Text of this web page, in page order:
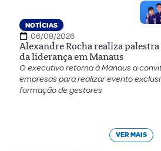
NOTÍCIAS
06/08/2026
Alexandre Rocha realiza palestra
da liderança em Manaus
O executivo retorna à Manaus a
empresas para realizar evento
formação de gestores
VER MAIS